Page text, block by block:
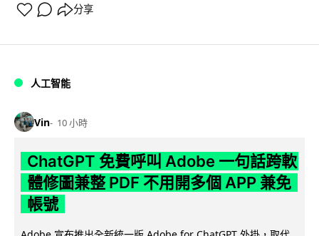
分享
人工智能
Vin 10 小時
ChatGPT 免費呼叫 Adobe 一句話跨軟
體修圖兼整 PDF 不用開多個 APP 兼免
帳號